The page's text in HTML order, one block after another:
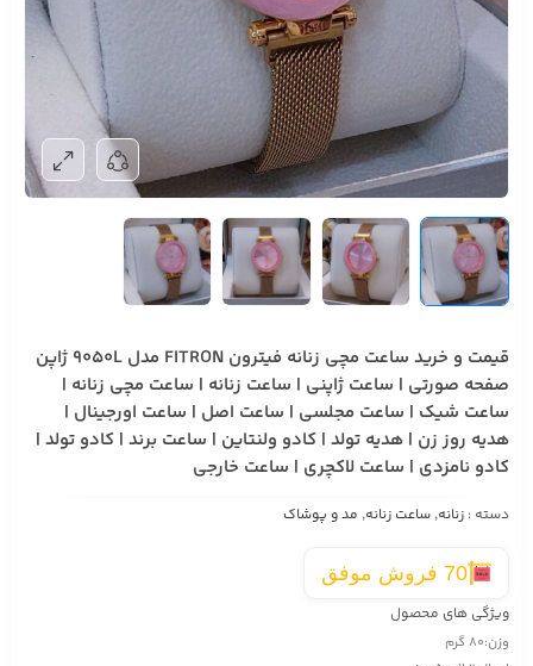
قیمت و خرید ساعت مچی زنانه فیترون FITRON مدل 9050L ژاپن
صفحه صورتی | ساعت ژاپنی | ساعت زنانه | ساعت مچی زنانه |
ساعت شیک | ساعت مجلسی | ساعت اصل | ساعت اورجینال |
هدیه روز زن | هدیه تولد | کادو ولنتاین | ساعت برند | کادو تولد |
کادو نامزدی | ساعت لاکچری | ساعت خارجی
دسته : زنانه, ساعت زنانه, مد و پوشاک
70 فروش موفق
ویژگی های محصول
وزن:80 گرم